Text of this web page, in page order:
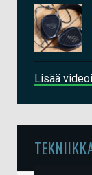
Lisää